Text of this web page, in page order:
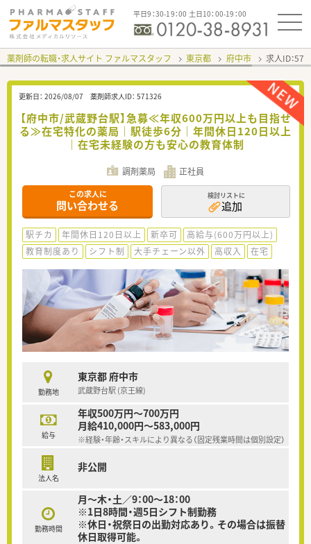
平日9：30-19：00 土日10：00-19：00
薬剤師の転職・求人サイト ファルマスタッフ 東京都 府中市 求人ID：
更新日： 2026/08/07 薬剤師求人ID： 571326
【府中市/武蔵野台駅】急募≪年収600万円以上も目指せ
る≫在宅特化の薬局｜駅徒歩6分｜年間休日120日以上
｜在宅未経験の方も安心の教育体制
調剤薬局 正社員
この求人に
問い合わせる
検討リストに
追加
駅チカ 年間休日120日以上 新卒可
高給与(600万円以上)
教育制度あり
シフト制 大手チェーン以外 高収入 在宅
勤務地
東京都 府中市
武蔵野台駅 (京王線)
給与
年収500万円～700万円
月給410,000円～583,000円
※経験・年齢・スキルにより異なる（固定残業時間は個別設定）
法人名
非公開
勤務時間
月～木・土／9：00～18：00
※1日8時間・週5日シフト制勤務
※休日・祝祭日の出勤対応あり。その場合は振替
休日取得可能。